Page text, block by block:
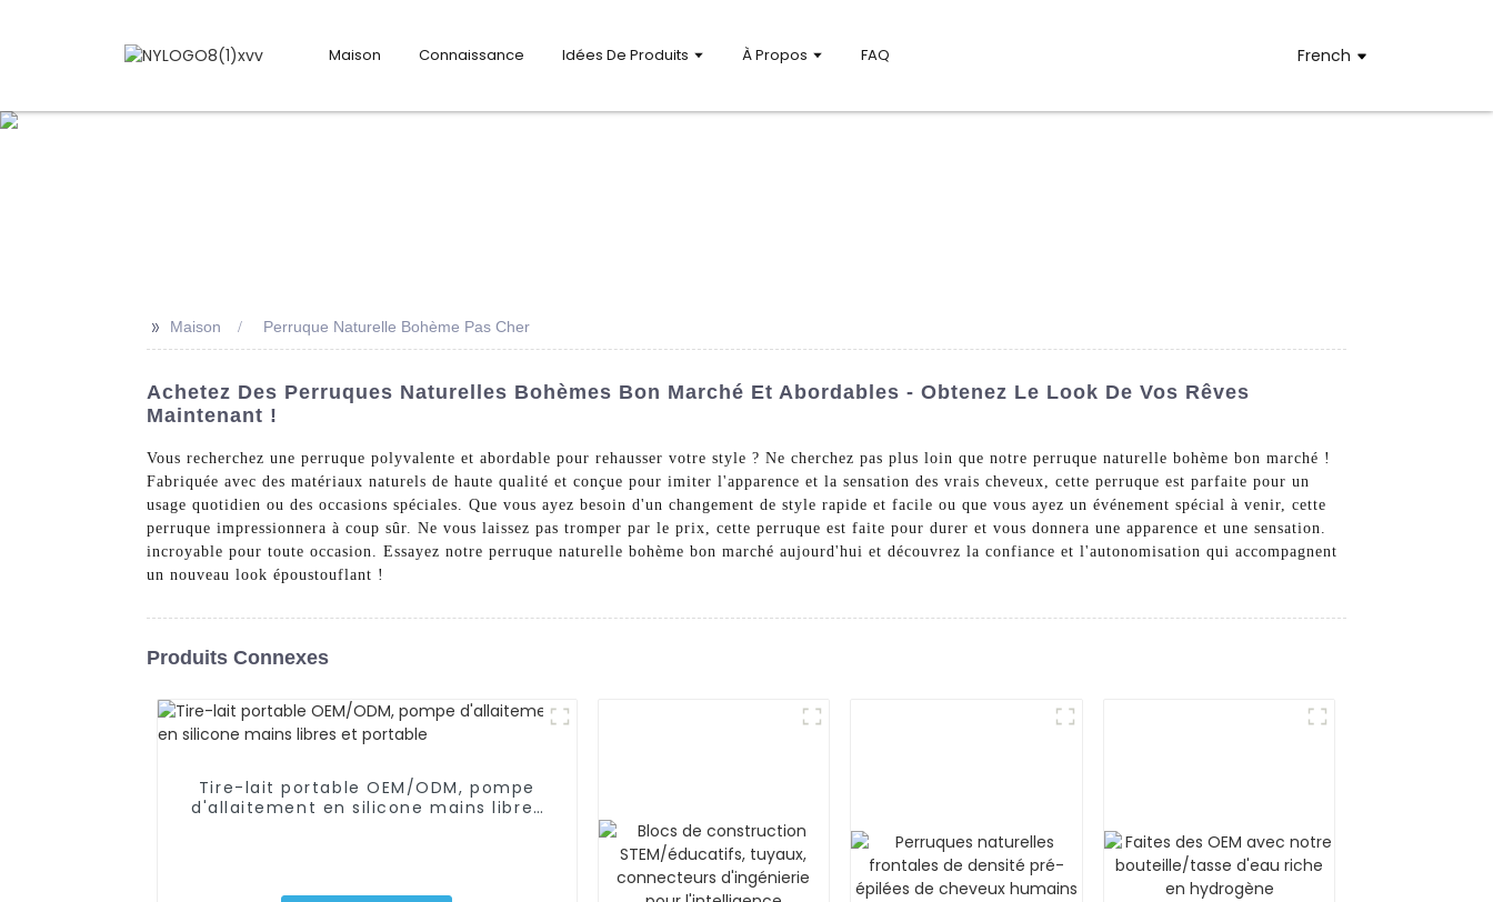
Maison Connaissance Idées De Produits À Propos FAQ French
>> Maison Perruque Naturelle Bohème Pas Cher
Achetez Des Perruques Naturelles Bohèmes Bon Marché Et Abordables - Obtenez Le Look De Vos Rêves
Maintenant !
Vous recherchez une perruque polyvalente et abordable pour rehausser votre style ? Ne cherchez pas plus loin que notre perruque naturelle bohème bon marché !
Fabriquée avec des matériaux naturels de haute qualité et conçue pour imiter l'apparence et la sensation des vrais cheveux, cette perruque est parfaite pour un
usage quotidien ou des occasions spéciales. Que vous ayez besoin d'un changement de style rapide et facile ou que vous ayez un événement spécial à venir, cette
perruque impressionnera à coup sûr. Ne vous laissez pas tromper par le prix, cette perruque est faite pour durer et vous donnera une apparence et une sensation.
incroyable pour toute occasion. Essayez notre perruque naturelle bohème bon marché aujourd'hui et découvrez la confiance et l'autonomisation qui accompagnent
un nouveau look époustouflant !
Produits Connexes
Tire-lait portable OEM/ODM, pompe
d'allaitement en silicone mains libres